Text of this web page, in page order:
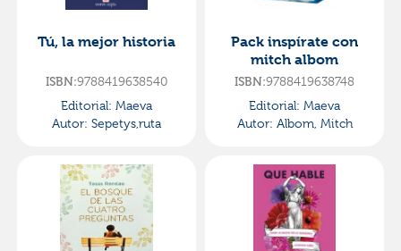
Tú, la mejor historia
ISBN:9788419638540
Editorial: Maeva
Autor: Sepetys,ruta
Pack inspírate con
mitch albom
ISBN:9788419638748
Editorial: Maeva
Autor: Albom, Mitch